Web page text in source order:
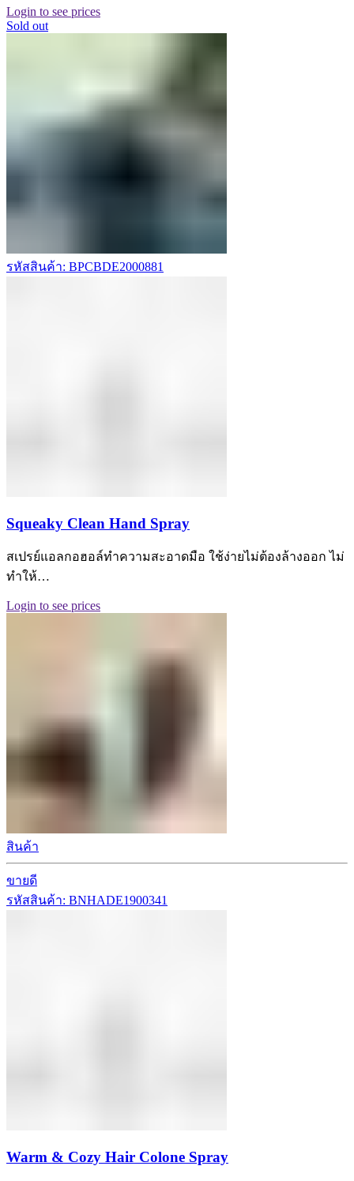
Login to see prices
Sold out
รหัสสินค้า: BPCBDE2000881
Squeaky Clean Hand Spray
สเปรย์แอลกอฮอล์ทำความสะอาดมือ ใช้ง่ายไม่ต้องล้างออก ไม่
ทำให้…
Login to see prices
สินค้า
ขายดี
รหัสสินค้า: BNHADE1900341
Warm & Cozy Hair Colone Spray